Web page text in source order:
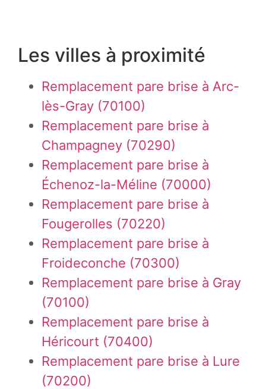
Les villes à proximité
Remplacement pare brise à Arc-
lès-Gray (70100)
Remplacement pare brise à
Champagney (70290)
Remplacement pare brise à
Échenoz-la-Méline (70000)
Remplacement pare brise à
Fougerolles (70220)
Remplacement pare brise à
Froideconche (70300)
Remplacement pare brise à Gray
(70100)
Remplacement pare brise à
Héricourt (70400)
Remplacement pare brise à Lure
(70200)